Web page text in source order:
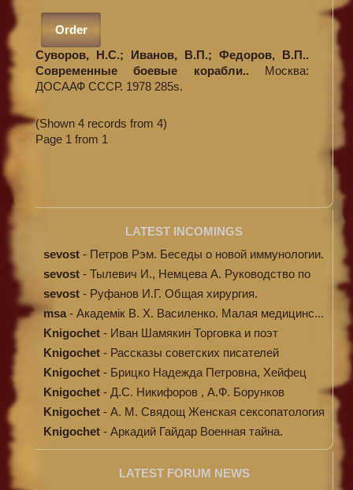
Order
Суворов, Н.С.; Иванов, В.П.; Федоров, В.П..
Современные боевые корабли.. Москва:
ДОСААФ СССР. 1978 285s.
(Shown 4 records from 4)
Page 1 from 1
LATEST INCOMINGS
sevost - Петров Рэм. Беседы о новой иммунологии.
sevost - Тылевич И., Немцева А. Руководство по
ме...
sevost - Руфанов И.Г. Общая хирургия.
msa - Академік В. Х. Василенко. Малая медицинс...
Knigochet - Иван Шамякин Торговка и поэт
Knigochet - Рассказы советских писателей
Knigochet - Брицко Надежда Петровна, Хейфец
Аркадий ...
Knigochet - Д.С. Никифоров , А.Ф. Борунков
Дипломати...
Knigochet - А. М. Свядощ Женская сексопатология
Knigochet - Аркадий Гайдар Военная тайна.
Судьба бар...
LATEST FORUM NEWS